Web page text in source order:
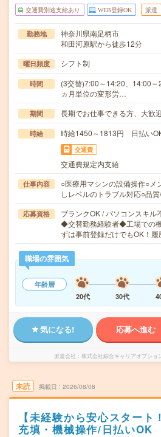
交通費別途支給あり WEB登録OK 派遣
勤務地
神奈川県南足柄市
和田河原駅から徒歩12分
曜日頻度 シフト制
時間
(3交替)7:00～14:20、14:00
ヵ月単位の変形労…
期間 長期でお仕事できる方、大歓
時給 時給1450～1813円 日払い
交通費
交通費規定内支給
仕事内容
○医療用マシンの設備操作○メ
しレベルのトラブル対応○品
応募資格
ブランクOK / パソコンスキル
◆交替勤務経験者◆工場での
ずは事前登録だけでもOK！
職場の雰囲気
年齢層
20代
30代
気になる! 応募へ進む
派遣会社 株式会社綜合キャリアオプショ
未読 掲載日 2026/08/08
【未経験から安心スタート
充填・機械操作/日払いOK